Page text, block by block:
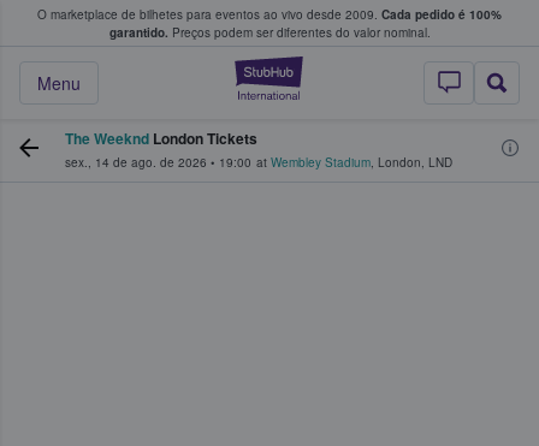
O marketplace de bilhetes para eventos ao vivo desde 2009. Cada pedido é 100%
garantido. Preços podem ser diferentes do valor nominal.
StubHub – onde
Menu
fãs compram e vendem bilhetes
The Weeknd London Tickets
sex., 14 de ago. de 2026 • 19:00 at Wembley Stadium, London, LND